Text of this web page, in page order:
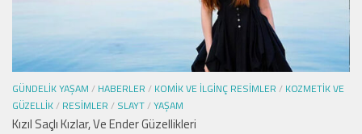
GÜNDELIK YAŞAM / HABERLER / KOMIK VE İLGINÇ RESIMLER / KOZMETIK VE
GÜZELLIK/ RESIMLER / SLAYT/YAŞAM
Kızıl Saçlı Kızlar, Ve Ender Güzellikleri